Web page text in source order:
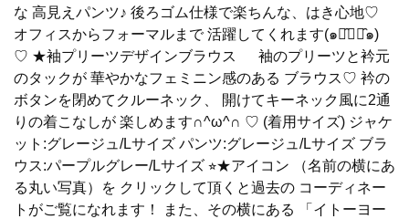
な 高見えパンツ♪ 後ろゴム仕様で楽ちんな、はき心地♡
オフィスからフォーマルまで 活躍してくれます(๑･̑◡･̑๑)
♡ ★袖プリーツデザインブラウス 袖のプリーツと衿元
のタックが 華やかなフェミニン感のある ブラウス♡ 衿の
ボタンを閉めてクルーネック、 開けてキーネック風に2通
りの着こなしが 楽しめます∩^ω^∩ ♡ (着用サイズ) ジャケ
ット:グレージュ/Lサイズ パンツ:グレージュ/Lサイズ ブラ
ウス:パープルグレー/Lサイズ ⭐︎★アイコン （名前の横にあ
る丸い写真）を クリックして頂くと過去の コーディネー
トがご覧になれます！ また、その横にある 「イトーヨー